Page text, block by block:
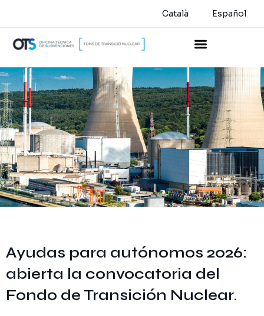
Català Español
Ayudas para autónomos 2026:
abierta la convocatoria del
Fondo de Transición Nuclear.